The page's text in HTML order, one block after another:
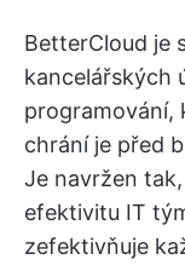
BetterCloud je
kancelářských
programování,
chrání je před
Je navržen
efektivitu IT
zefektivňuje